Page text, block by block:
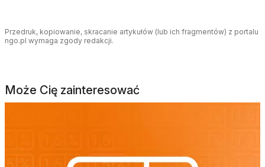
Przedruk, kopiowanie, skracanie artykułów (lub ich fragmentów) z portalu
ngo.pl wymaga zgody redakcji.
Może Cię zainteresować